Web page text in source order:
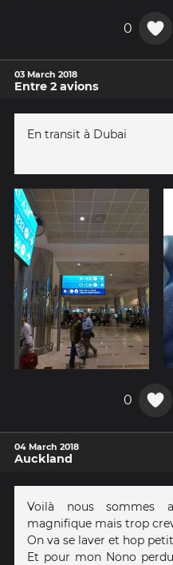
0
03 March 2018
Entre 2 avions
En transit à Dubaï
0
04 March 2018
Auckland
Voilà nous
magnifique mais trop
On va se laver et hop
Et pour mon Nono